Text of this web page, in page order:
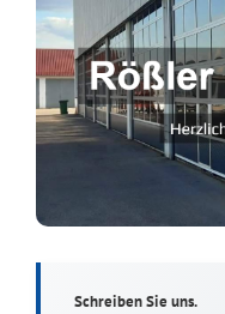
Schreiben Sie uns.